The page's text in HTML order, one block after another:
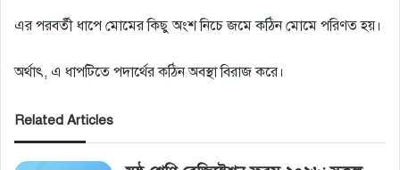
এর পরবর্তী ধাপে মোমের কিছু অংশ নিচে জমে কঠিন মোমে পরিণত হয়।
অর্থাৎ, এ ধাপটিতে পদার্থের কঠিন অবস্থা বিরাজ করে।
Related Articles